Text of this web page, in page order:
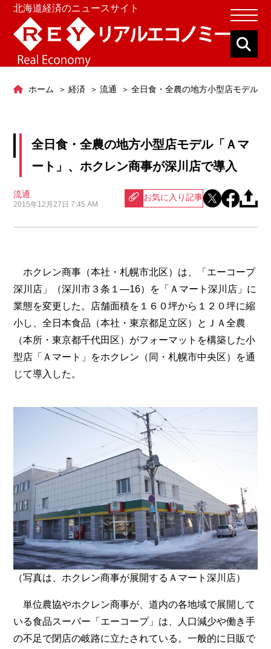
北海道経済のニュースサイト
ホーム 経済 流通 全日食・全農の地方小型店モデル
全日食・全農の地方小型店モデル「Ａマ
ート」、ホクレン商事が深川店で導入
流通
2015年12月27日 7:45 AM
お気に入り記事
ホクレン商事（本社・札幌市北区）は、「エーコープ
深川店」（深川市３条１―16）を「Ａマート深川店」に
業態を変更した。店舗面積を１６０坪から１２０坪に縮
小し、全日本食品（本社・東京都足立区）とＪＡ全農
（本所・東京都千代田区）がフォーマットを構築した小
型店「Ａマート」をホクレン（同・札幌市中央区）を通
じて導入した。
（写真は、ホクレン商事が展開するＡマート深川店）
単位農協やホクレン商事が、道内の各地域で展開して
いる食品スーパー「エーコープ」は、人口減少や働き手
の不足で閉店の岐路に立たされている。一般的に日販で